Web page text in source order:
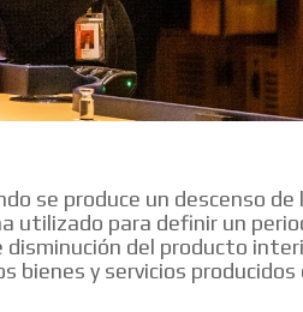
se produce un descenso de
utilizado para definir un
del producto
bienes y servicios producidos